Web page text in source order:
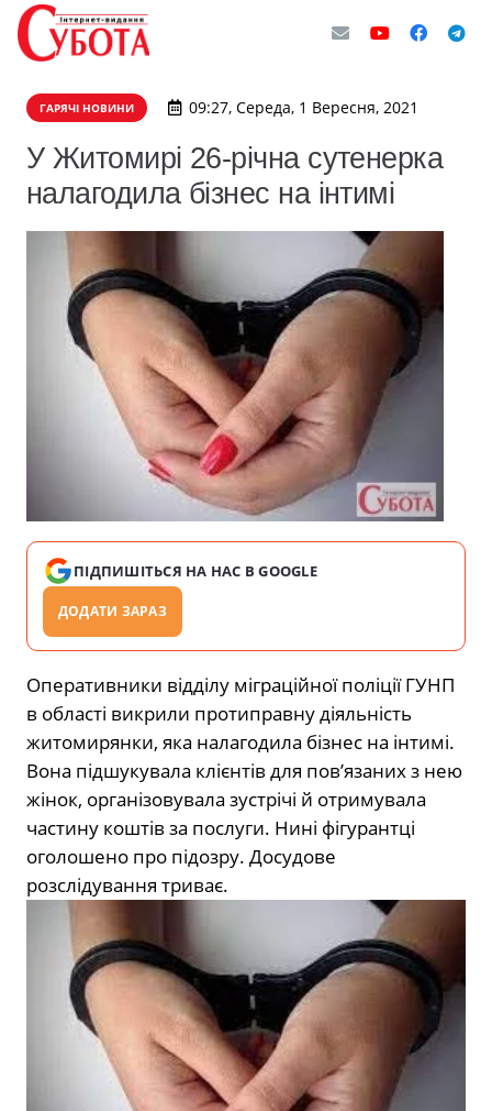
ГАРЯЧІ НОВИНИ 09:27, Середа, 1 Вересня, 2021
У Житомирі 26-річна сутенерка
налагодила бізнес на інтимі
ПІДПИШІТЬСЯ НА НАС В GOOGLE
ДОДАТИ ЗАРАЗ
Оперативники відділу міграційної поліції ГУНП
в області викрили протиправну діяльність
житомирянки, яка налагодила бізнес на інтимі.
Вона підшукувала клієнтів для пов’язаних з нею
жінок, організовувала зустрічі й отримувала
частину коштів за послуги. Нині фігурантці
оголошено про підозру. Досудове
розслідування триває.